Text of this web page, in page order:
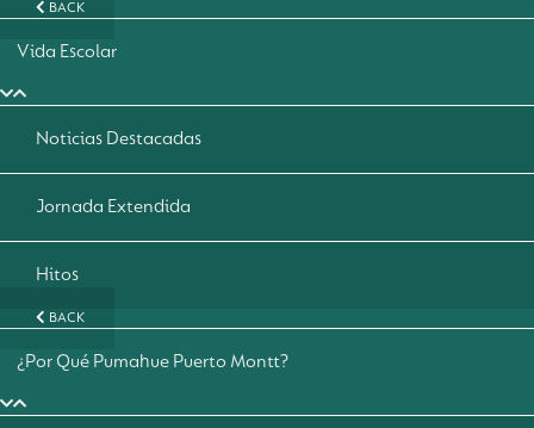
BACK
Vida Escolar
Noticias Destacadas
Jornada Extendida
Hitos
BACK
¿Por Qué Pumahue Puerto Montt?